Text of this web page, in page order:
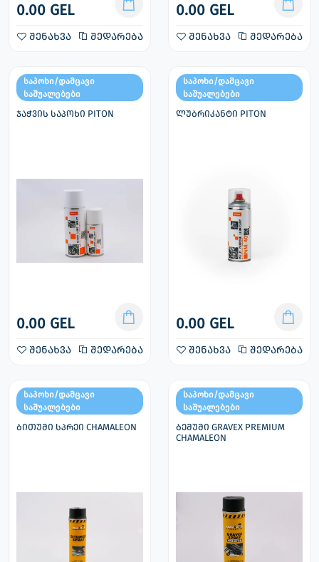
0.00 GEL
შენახვა შედარება
0.00 GEL
შენახვა შედარება
საპოხი/დამცავი
საშუალებები
ჯაჭვის საპოხი PITON
0.00 GEL
შენახვა შედარება
საპოხი/დამცავი
საშუალებები
ლუბრიკანტი PITON
0.00 GEL
შენახვა შედარება
საპოხი/დამცავი
საშუალებები
ბითუმი სპრეი CHAMALEON
საპოხი/დამცავი
საშუალებები
ბეშუმი GRAVEX PREMIUM
CHAMALEON